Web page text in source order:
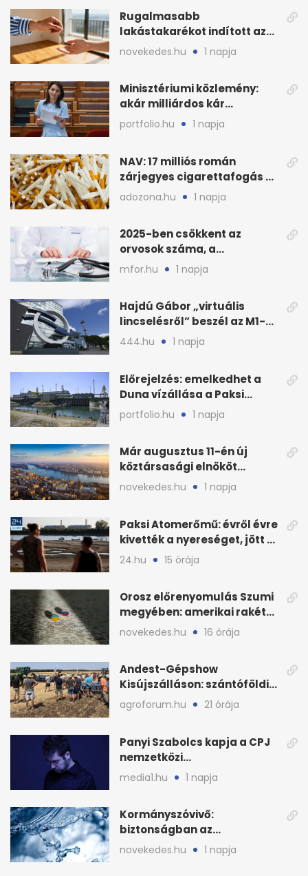
Rugalmasabb
lakástakarékot indított az
OTP: két köztes kilépéssel
novekedes.hu 1 napja
Minisztériumi közlemény:
akár milliárdos kár
fenyegette Budapest fáit
portfolio.hu 1 napja
NAV: 17 milliós román
zárjegyes cigarettafogás az
M1-esen
adozona.hu 1 napja
2025-ben csökkent az
orvosok száma, a
háziorvosokra még több
mfor.hu 1 napja
Hajdú Gábor „virtuális
lincselésről” beszél az M1-
ből kirúgása után
444.hu 1 napja
Előrejelzés: emelkedhet a
Duna vízállása a Paksi
Atomerőműnél
portfolio.hu 1 napja
Már augusztus 11-én új
köztársasági elnököt
választhat az Országgyűlés
novekedes.hu 1 napja
Paksi Atomerőmű: évről évre
kivették a nyereséget, jött a
baj
24.hu 15 órája
Orosz előrenyomulás Szumi
megyében: amerikai rakéták
is zsákmányként
novekedes.hu 16 órája
Andest-Gépshow
Kisújszálláson: szántóföldi
bemutató 2026. augusztus
12-én
agroforum.hu 21 órája
Panyi Szabolcs kapja a CPJ
nemzetközi
sajtószabadság-díját
media1.hu 1 napja
Kormányszóvivő:
biztonságban az
ivóvízkészlet, nincs
stratégiai vízhiány
novekedes.hu 1 napja